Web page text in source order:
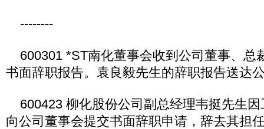
--------
600301 *ST南化董事会收到公司董事、总
书面辞职报告。袁良毅先生的辞职报告送达
600423 柳化股份公司副总经理韦挺先生因
向公司董事会提交书面辞职申请，辞去其担